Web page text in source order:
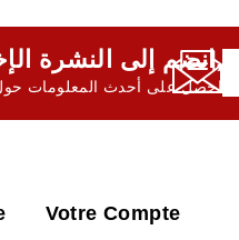
انضم إلى النشرة الإخبارية لدينا,
احصل على أحدث المعلومات
Votre Compte